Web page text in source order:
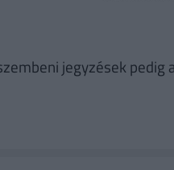
jegyzések